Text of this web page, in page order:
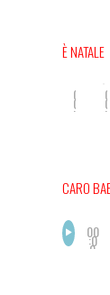
È NATALE
00:
00:
CARO
00
:0
0